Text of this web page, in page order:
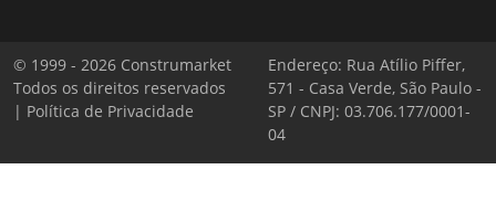
© 1999 - 2026 Construmarket
Todos os direitos reservados
| Política de Privacidade
Endereço: Rua Atílio Piffer,
571 - Casa Verde, São Paulo -
SP / CNPJ: 03.706.177/0001-
04